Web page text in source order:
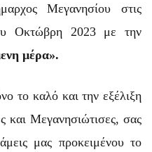
Μεγανησίου στις
Οκτώβρη 2023 με την
μέρα».
το καλό και την εξέλιξη
και Μεγανησιώτισες, σας
μας προκειμένου το